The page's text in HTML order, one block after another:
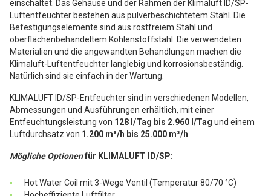
einschaltet. Das Gehäuse und der Rahmen der Klimaluft ID/SP-
Luftentfeuchter bestehen aus pulverbeschichtetem Stahl. Die
Befestigungselemente sind aus rostfreiem Stahl und
oberflächenbehandeltem Kohlenstoffstahl. Die verwendeten
Materialien und die angewandten Behandlungen machen die
Klimaluft-Luftentfeuchter langlebig und korrosionsbeständig.
Natürlich sind sie einfach in der Wartung.
KLIMALUFT ID/SP-Entfeuchter sind in verschiedenen Modellen,
Abmessungen und Ausführungen erhältlich, mit einer
Entfeuchtungsleistung von 128 l/Tag bis 2.960 l/Tag und einem
Luftdurchsatz von 1.200 m³/h bis 25.000 m³/h
Mögliche Optionenfür KLIMALUFT ID/SP:
Hot Water Coil mit 3-Wege Ventil (Temperatur 80/70 °C)